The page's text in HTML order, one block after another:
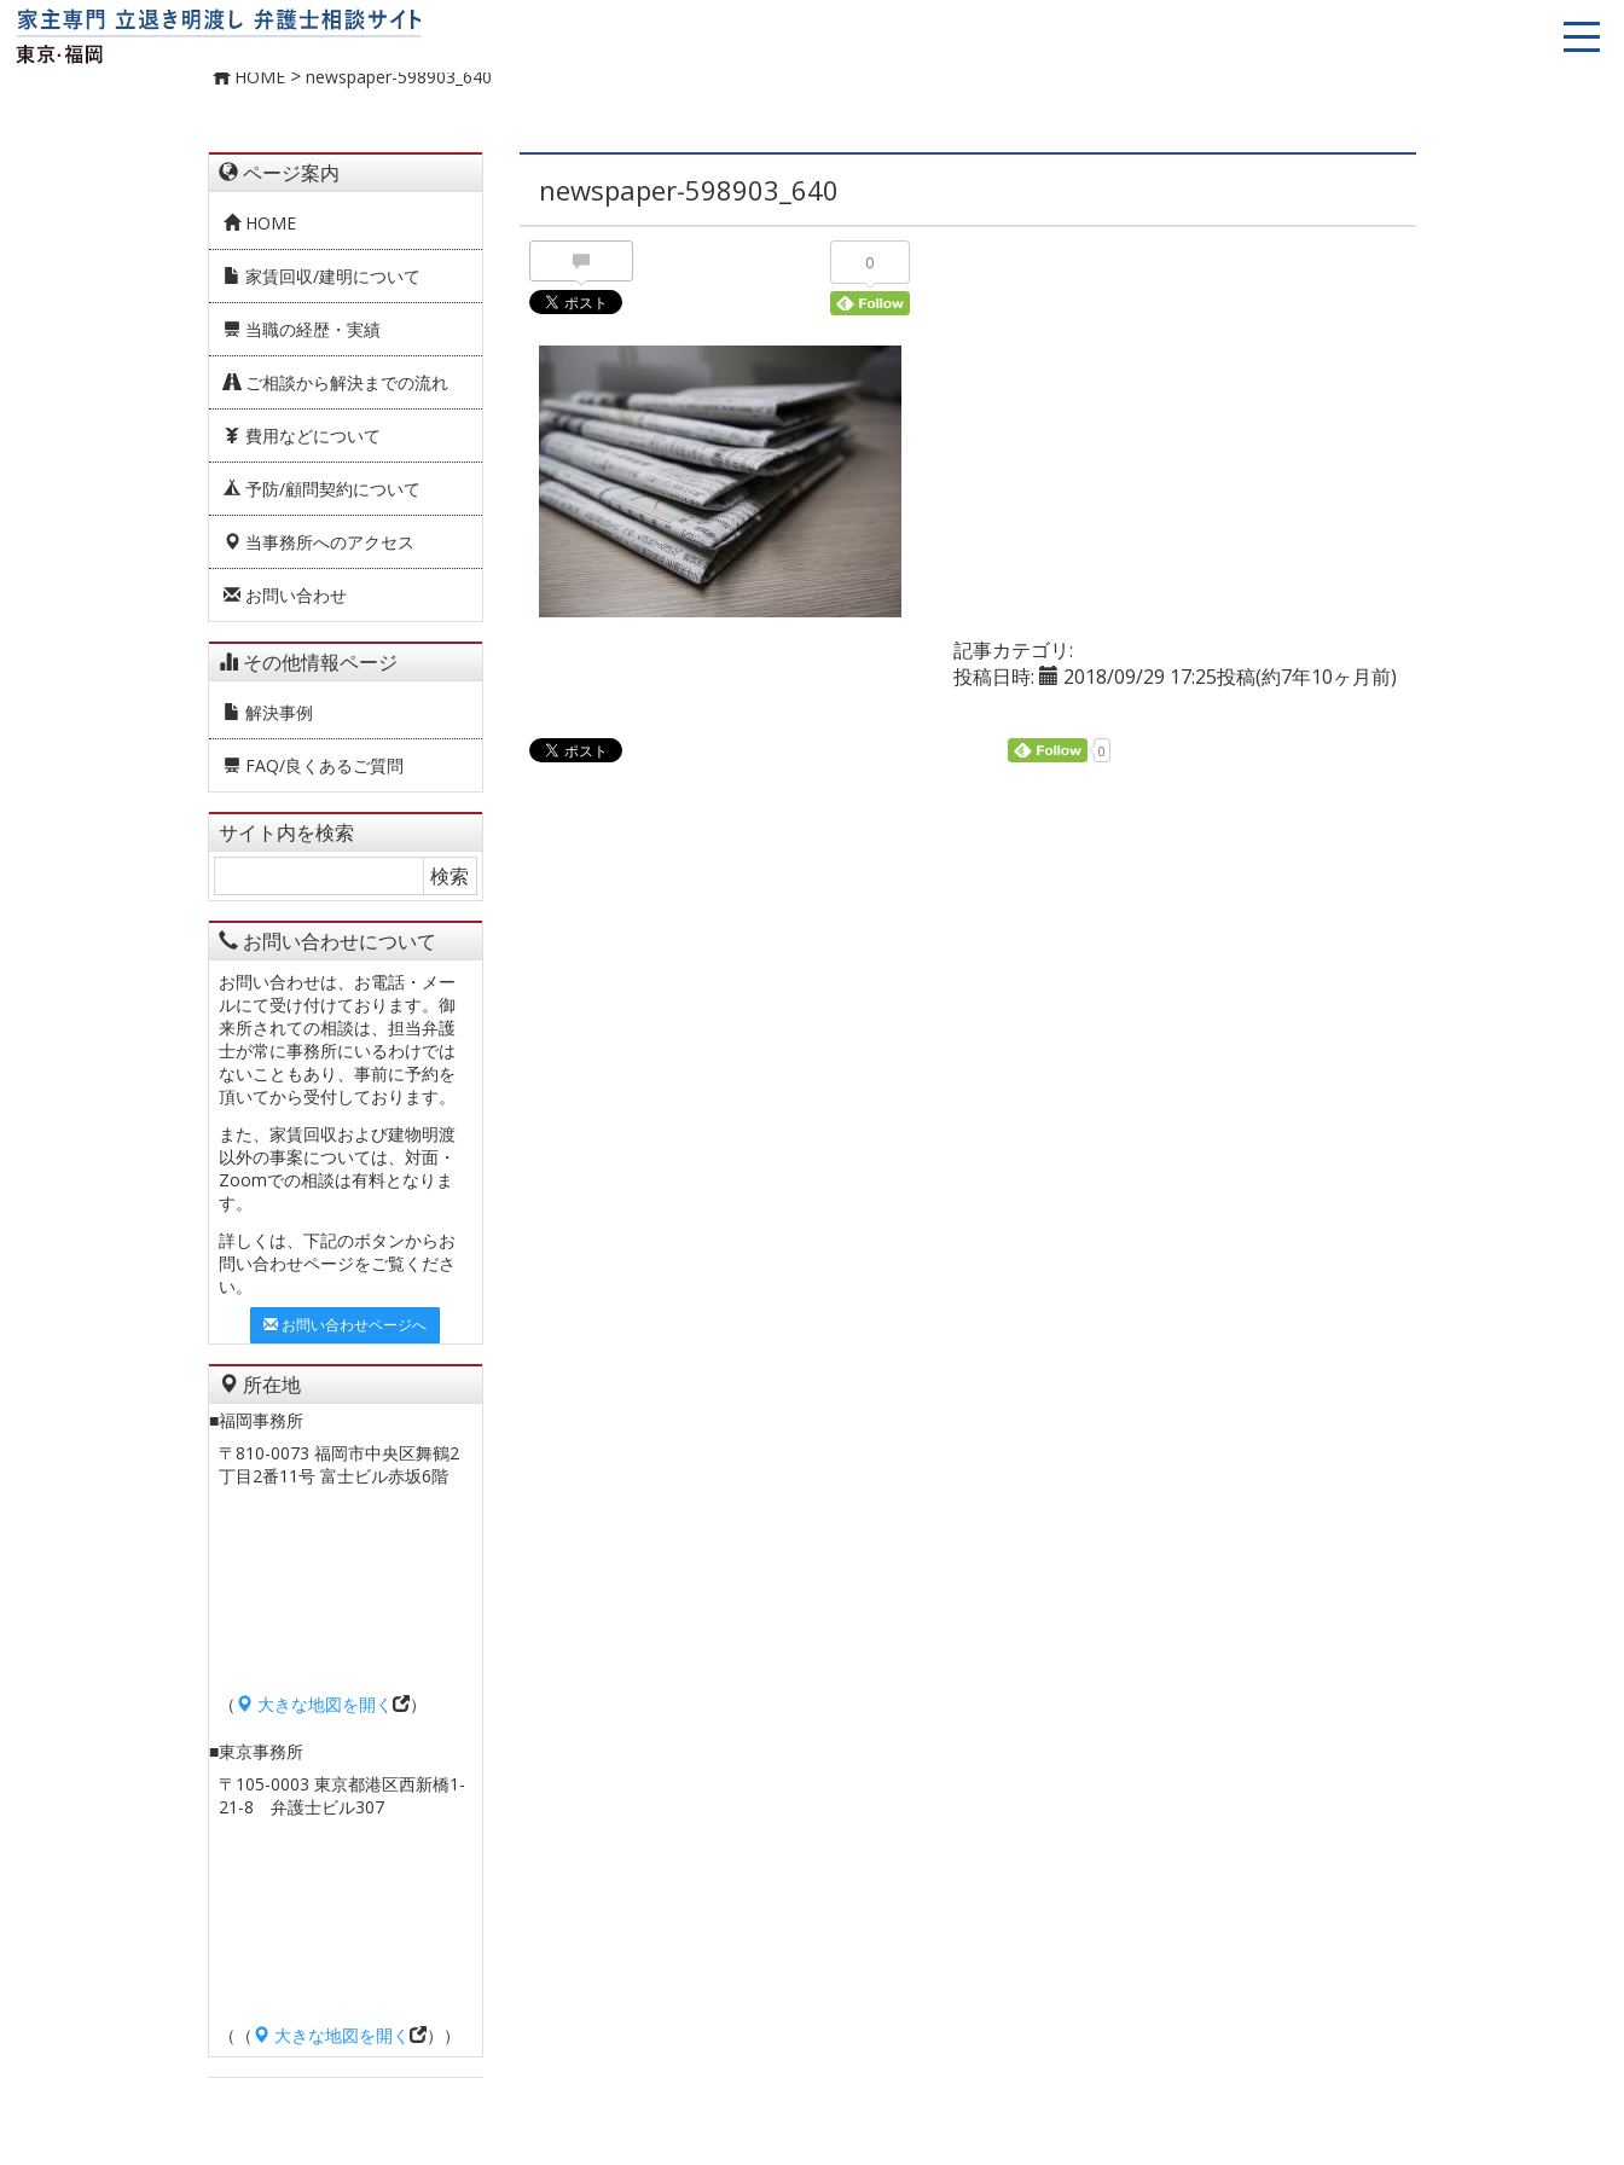
HOME > newspaper-598903_640
newspaper-598903_640
0
記事カテゴリ:
投稿日時:
2018/09/29 17:25投稿(約7年10ヶ月前)
0
ページ案内
HOME
家賃回収/建明について
当職の経歴・実績
ご相談から解決までの流れ
費用などについて
予防/顧問契約について
当事務所へのアクセス
お問い合わせ
その他情報ページ
解決事例
FAQ/良くあるご質問
サイト内を検索
お問い合わせについて
お問い合わせは、お電話・メー
ルにて受け付けております。御
来所されての相談は、担当弁護
士が常に事務所にいるわけでは
ないこともあり、事前に予約を
頂いてから受付しております。
また、家賃回収および建物明渡
以外の事案については、対面・
Zoomでの相談は有料となりま
す。
詳しくは、下記のボタンからお
問い合わせページをご覧くださ
い。
お問い合わせページへ
所在地
■福岡事務所
〒810-0073 福岡市中央区舞鶴2
丁目2番11号 富士ビル赤坂6階
（ 大きな地図を開く ）
■東京事務所
〒105-0003 東京都港区西新橋1-
21-8 弁護士ビル307
（（ 大きな地図を開く ））